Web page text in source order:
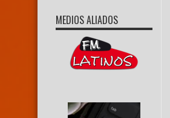
MEDIOS ALIADOS